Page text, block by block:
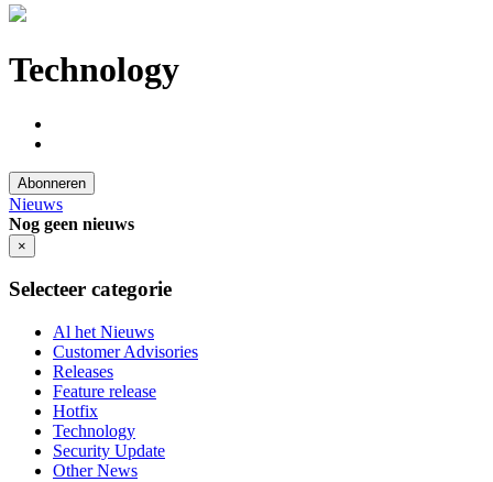
Technology
Abonneren
Nieuws
Nog geen nieuws
×
Selecteer categorie
Al het Nieuws
Customer Advisories
Releases
Feature release
Hotfix
Technology
Security Update
Other News